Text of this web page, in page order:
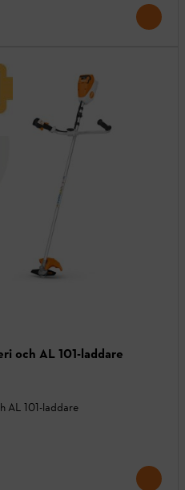
och AL 101-laddare
AL 101-laddare